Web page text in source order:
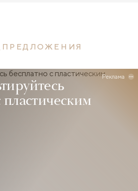
Реклама
пластическим